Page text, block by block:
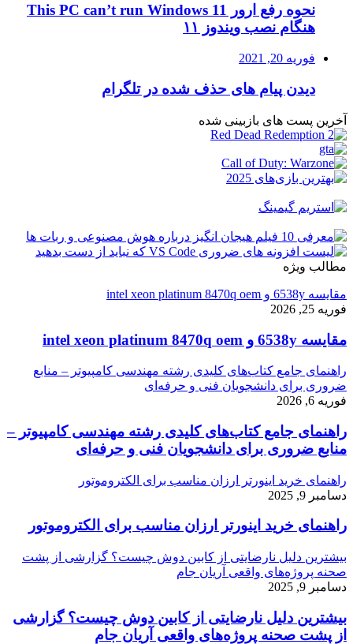
نحوه رفع ارور This PC can’t run Windows 11
هنگام نصب ویندوز ۱۱
فوریه 20, 2021
دیدن پیام های حذف شده در تلگرام
آخرین پست های بازبینی شده
مطالب ویژه
مقایسه 6538y و intel xeon platinum 8470q oem
فوریه 25, 2026
مقایسه 6538y و intel xeon platinum 8470q oem
راهنمای جامع کتاب‌های کلیدی رشته مهندسی کامپیوتر – منابع
ضروری برای دانشجویان فنی و حرفه‌ای
فوریه 6, 2026
راهنمای جامع کتاب‌های کلیدی رشته مهندسی کامپیوتر –
منابع ضروری برای دانشجویان فنی و حرفه‌ای
راهنمای خرید اینورتر ارزان مناسب برای الکتروموتور
دسامبر 9, 2025
راهنمای خرید اینورتر ارزان مناسب برای الکتروموتور
بیشترین دلیل نارضایتی از کابین دوش چیست؟ گزارشی از پشت
صحنه پروژه‌های واقعی آریان جام
دسامبر 9, 2025
بیشترین دلیل نارضایتی از کابین دوش چیست؟ گزارشی
از پشت صحنه پروژه‌های واقعی آریان جام